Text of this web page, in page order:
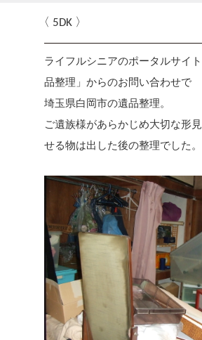
5DK
ライフルシニアのポータルサイ
品整理」からのお問い合わせで
埼玉県白岡市の遺品整理。
ご遺族様があらかじめ大切な形
せる物は出した後の整理でした。